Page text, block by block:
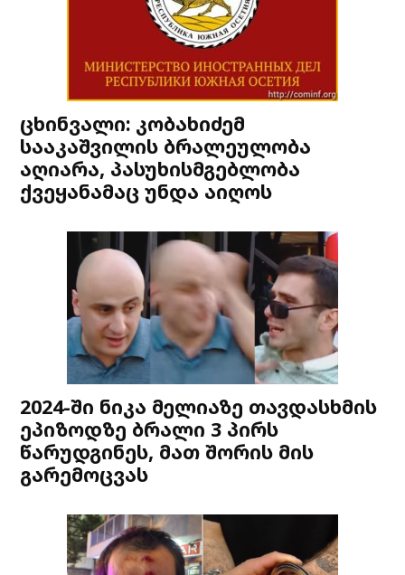
ცხინვალი: კობახიძემ
სააკაშვილის ბრალეულობა
აღიარა, პასუხისმგებლობა
ქვეყანამაც უნდა აიღოს
2024-ში ნიკა მელიაზე თავდასხმის
ეპიზოდზე ბრალი 3 პირს
წარუდგინეს, მათ შორის მის
გარემოცვას